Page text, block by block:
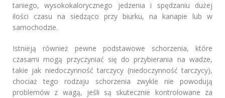
taniego, wysokokalorycznego jedzenia i spędzaniu dużej
ilości czasu na siedząco przy biurku, na kanapie lub w
samochodzie.
Istnieją również pewne podstawowe schorzenia, które
czasami mogą przyczyniać się do przybierania na wadze,
takie jak niedoczynność tarczycy (niedoczynność tarczycy),
chociaż tego rodzaju schorzenia zwykle nie powodują
problemów z wagą, jeśli są skutecznie kontrolowane za